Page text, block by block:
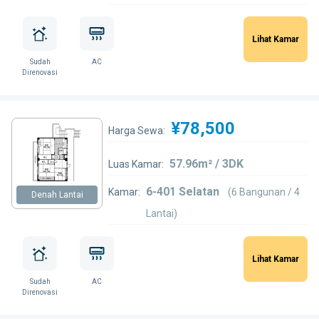
Sudah
Direnovasi
AC
Lihat Kamar
Denah Lantai
Harga Sewa: ¥78,500
Luas Kamar: 57.96m² / 3DK
Kamar: 6-401 Selatan
(6 Bangunan / 4
Lantai)
Sudah
Direnovasi
AC
Lihat Kamar